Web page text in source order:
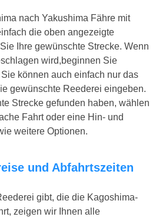
nach Yakushima Fähre mit
die oben angezeigte
Ihre gewünschte Strecke. Wenn
wird,beginnen Sie
können auch einfach nur das
gewünschte Reederei eingeben.
Strecke gefunden haben, wählen
Fahrt oder eine Hin- und
weitere Optionen.
gibt, die die Kagoshima-
zeigen wir Ihnen alle